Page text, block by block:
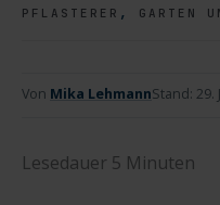
PFLASTERER , GARTEN
Von Mika LehmannStand: 29.
Lesedauer 5 Minuten